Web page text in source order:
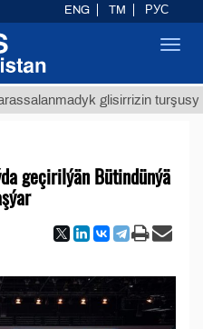
glisirrizin turşusy (t.)
geçirilýän Bütindünýä
ENG TM РУС